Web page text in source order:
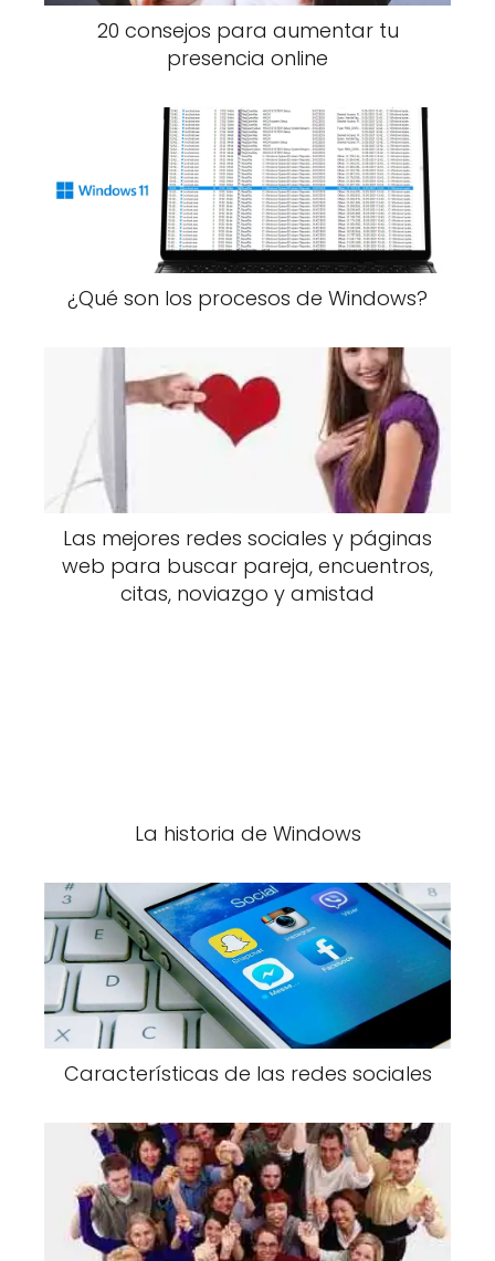
20 consejos para aumentar tu
presencia online
¿Qué son los procesos de Windows?
Las mejores redes sociales y páginas
web para buscar pareja, encuentros,
citas, noviazgo y amistad
La historia de Windows
Características de las redes sociales